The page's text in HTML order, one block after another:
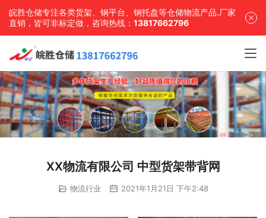
皖胜仓储专注各类货架、钢平台、钢托盘等仓储物流产品.厂家
直销，皆可非标定做，咨询热线： 13817662796
XX物流有限公司 中型货架带背网
物流行业 2021年1月21日 下午2:48